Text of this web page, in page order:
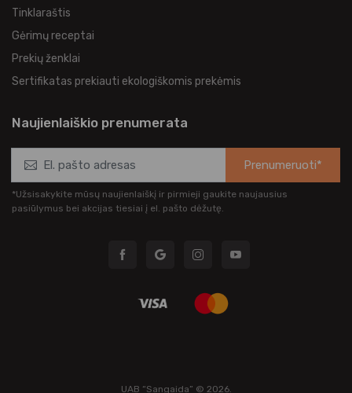
Tinklaraštis
Gėrimų receptai
Prekių ženklai
Sertifikatas prekiauti ekologiškomis prekėmis
Naujienlaiškio prenumerata
Prenumeruoti*
*Užsisakykite mūsų naujienlaiškį ir pirmieji gaukite naujausius
pasiūlymus bei akcijas tiesiai į el. pašto dėžutę.
UAB “Sangaida” © 2026.